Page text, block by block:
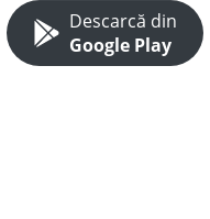
Descarcă din
Google Play